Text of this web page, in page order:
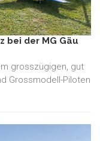
bei der MG Gäu
grosszügigen, gut
Grossmodell-Piloten